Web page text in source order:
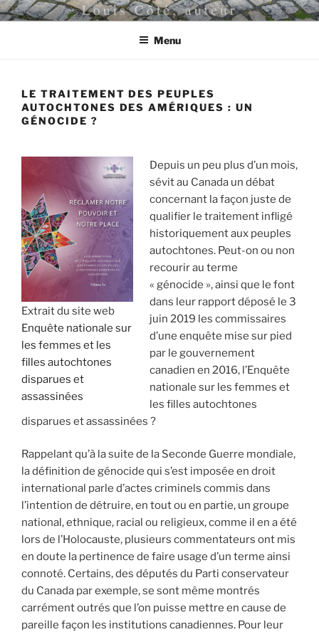
Aller
au
LOUIS CÔTÉ, AUTEUR
Menu
LE TRAITEMENT DES PEUPLES
AUTOCHTONES DES AMÉRIQUES : UN
GÉNOCIDE ?
Extrait du site web
Enquête nationale sur
les femmes et les
filles autochtones
disparues et
assassinées
Depuis un peu plus d’un mois,
sévit au Canada un débat
concernant la façon juste de
qualifier le traitement infligé
historiquement aux peuples
autochtones. Peut-on ou non
recourir au terme
« génocide », ainsi que le font
dans leur rapport déposé le 3
juin 2019 les commissaires
d’une enquête mise sur pied
par le gouvernement
canadien en 2016, l’Enquête
nationale sur les femmes et
les filles autochtones
disparues et assassinées ?
Rappelant qu’à la suite de la Seconde Guerre mondiale,
la définition de génocide qui s’est imposée en droit
international parle d’actes criminels commis dans
l’intention de détruire, en tout ou en partie, un groupe
national, ethnique, racial ou religieux, comme il en a été
lors de l’Holocauste, plusieurs commentateurs ont mis
en doute la pertinence de faire usage d’un terme ainsi
connoté. Certains, des députés du Parti conservateur
du Canada par exemple, se sont même montrés
carrément outrés que l’on puisse mettre en cause de
pareille façon les institutions canadiennes. Pour leur